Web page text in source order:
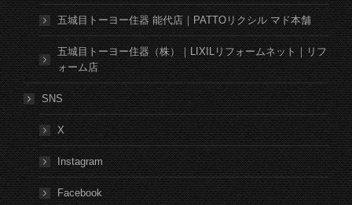
五城目トーヨー住器 能代店｜PATTOリクシル マド本舗
五城目トーヨー住器（株）｜LIXILリフォームネット｜リフ
ォーム店
SNS
X
Instagram
Facebook